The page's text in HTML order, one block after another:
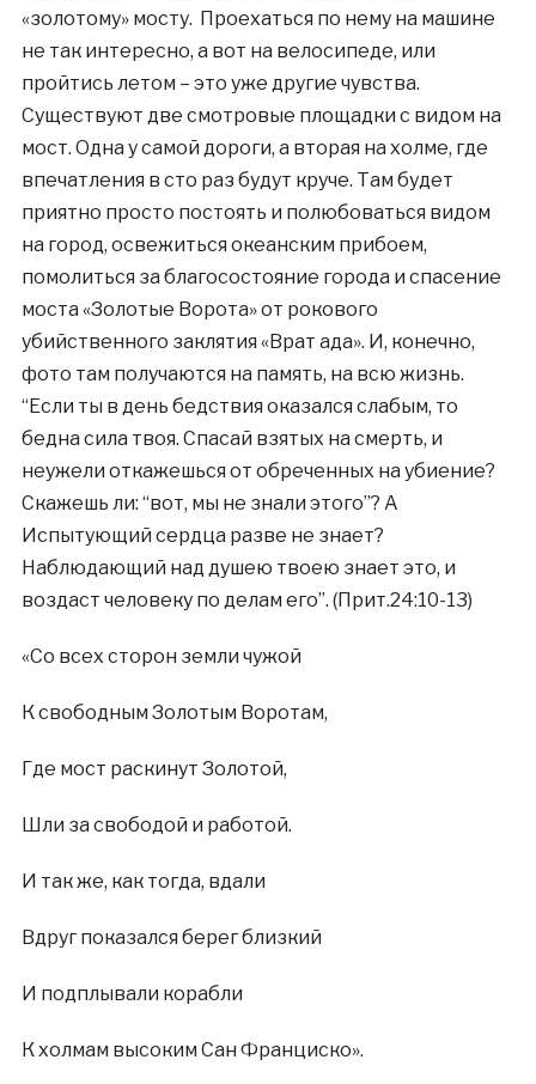
«золотому» мосту. Проехаться по нему на машине
не так интересно, а вот на велосипеде, или
пройтись летом – это уже другие чувства.
Существуют две смотровые площадки с видом на
мост. Одна у самой дороги, а вторая на холме, где
впечатления в сто раз будут круче. Там будет
приятно просто постоять и полюбоваться видом
на город, освежиться океанским прибоем,
помолиться за благосостояние города и спасение
моста «Золотые Ворота» от рокового
убийственного заклятия «Врат ада». И, конечно,
фото там получаются на память, на всю жизнь.
“Если ты в день бедствия оказался слабым, то
бедна сила твоя. Спасай взятых на смерть, и
неужели откажешься от обреченных на убиение?
Скажешь ли: “вот, мы не знали этого”? А
Испытующий сердца разве не знает?
Наблюдающий над душею твоею знает это, и
воздаст человеку по делам его”. (Прит.24:10-13)
«Со всех сторон земли чужой
К свободным Золотым Воротам,
Где мост раскинут Золотой,
Шли за свободой и работой.
И так же, как тогда, вдали
Вдруг показался берег близкий
И подплывали корабли
К холмам высоким Сан Франциско».